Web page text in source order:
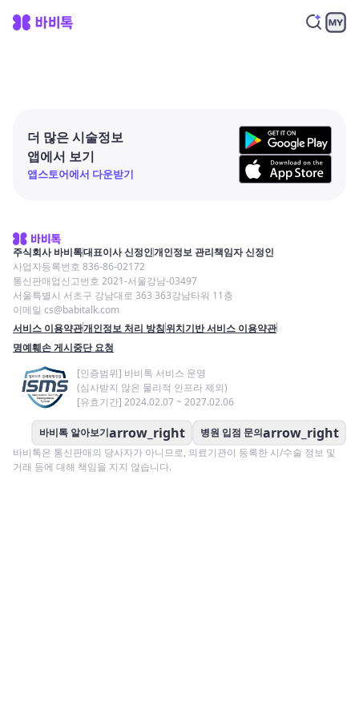
더 많은 시술정보
앱에서 보기
앱스토어에서 다운받기
주식회사 바비톡대표이사 신정인개인정보 관리책임자 신정인
사업자등록번호 836-86-02172
통신판매업신고번호 2021-서울강남-03497
서울특별시 서초구 강남대로 363 363강남타워 11층
이메일 cs@babitalk.com
서비스 이용약관개인정보 처리 방침위치기반 서비스 이용약관
명예훼손 게시중단 요청
[인증범위] 바비톡 서비스 운영
(심사받지 않은 물리적 인프라 제외)
[유효기간] 2024.02.07 ~ 2027.02.06
바비톡 알아보기arrow_right 병원 입점 문의arrow_right
바비톡은 통신판매의 당사자가 아니므로, 의료기관이 등록한 시/수술 정보 및
거래 등에 대해 책임을 지지 않습니다.